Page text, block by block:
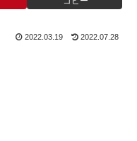
2022.03.19 2022.07.28